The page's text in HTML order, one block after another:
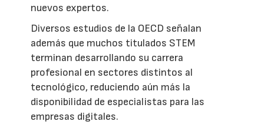
nuevos expertos.
Diversos estudios de la OECD señalan
además que muchos titulados STEM
terminan desarrollando su carrera
profesional en sectores distintos al
tecnológico, reduciendo aún más la
disponibilidad de especialistas para las
empresas digitales.